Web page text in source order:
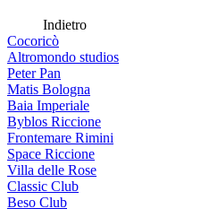
Indietro
Cocoricò
Altromondo studios
Peter Pan
Matis Bologna
Baia Imperiale
Byblos Riccione
Frontemare Rimini
Space Riccione
Villa delle Rose
Classic Club
Beso Club